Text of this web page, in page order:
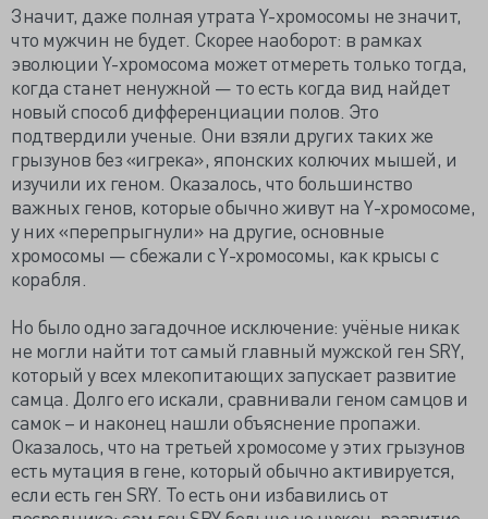
Значит, даже полная утрата Y-хромосомы не значит,
что мужчин не будет. Скорее наоборот: в рамках
эволюции Y-хромосома может отмереть только тогда,
когда станет ненужной — то есть когда вид найдет
новый способ дифференциации полов. Это
подтвердили ученые. Они взяли других таких же
грызунов без «игрека», японских колючих мышей, и
изучили их геном. Оказалось, что большинство
важных генов, которые обычно живут на Y-хромосоме,
у них «перепрыгнули» на другие, основные
хромосомы — сбежали с Y-хромосомы, как крысы с
корабля.
Но было одно загадочное исключение: учёные никак
не могли найти тот самый главный мужской ген SRY,
который у всех млекопитающих запускает развитие
самца. Долго его искали, сравнивали геном самцов и
самок – и наконец нашли объяснение пропажи.
Оказалось, что на третьей хромосоме у этих грызунов
есть мутация в гене, который обычно активируется,
если есть ген SRY. То есть они избавились от